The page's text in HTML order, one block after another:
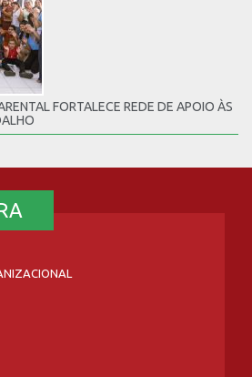
FORTALECE REDE DE APOIO ÀS